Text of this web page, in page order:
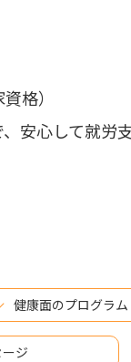
格）
安心して就労
健康面のプログラム
ジ